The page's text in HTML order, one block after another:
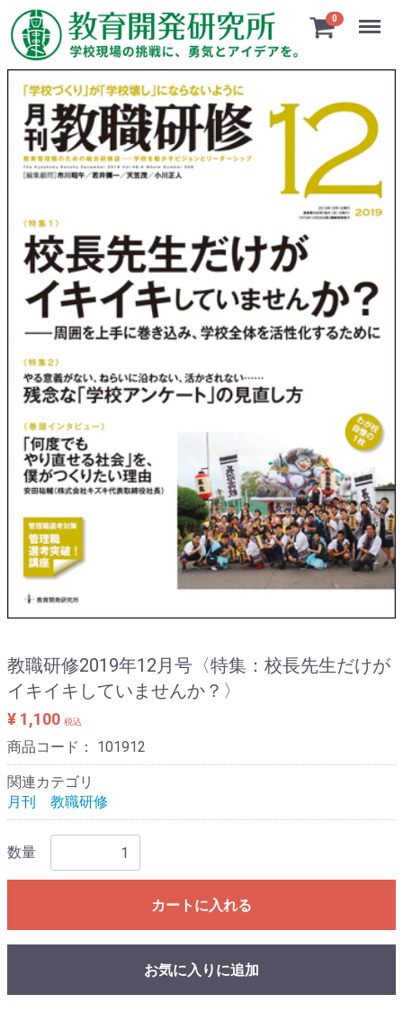
0 Menu
教職研修2019年12月号〈特集：校長先生だけが
イキイキしていませんか？〉
¥ 1,100 税込
商品コード： 101912
関連カテゴリ
月刊 教職研修
数量
カートに入れる
お気に入りに追加